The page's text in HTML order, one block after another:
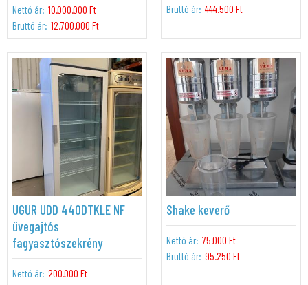
Nettó ár: 10.000.000 Ft
Bruttó ár: 12.700.000 Ft
Bruttó ár: 444.500 Ft
UGUR UDD 440DTKLE NF
üvegajtós
fagyasztószekrény
Nettó ár: 200.000 Ft
Shake keverő
Nettó ár: 75.000 Ft
Bruttó ár: 95.250 Ft